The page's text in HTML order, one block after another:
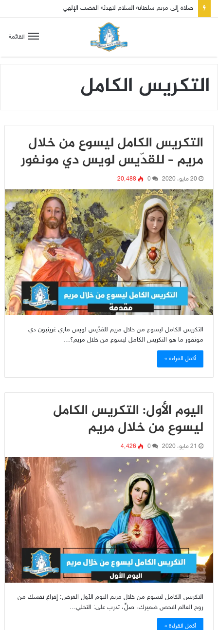
القائمة
التكريس الكامل
التكريس الكامل ليسوع من خلال
مريم – للقدّيس لويس دي مونفور
20 مايو، 2020 0 20٬488
التكريس الكامل ليسوع من خلال مريم للقدّيس لويس ماري غرينيون دي
مونفور ما هو التكريس الكامل ليسوع من خلال مريم؟…
أكمل القراءة »
اليوم الأول: التكريس الكامل
ليسوع من خلال مريم
21 مايو، 2020 0 4٬426
التكريس الكامل ليسوع من خلال مريم اليوم الأول الغرض: إفراغ نفسك من
روح العالم افحص ضميرك، صلِّ، تدرب على: التخلي…
أكمل القراءة »